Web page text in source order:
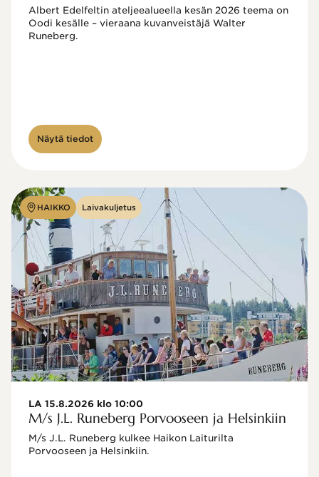
Albert Edelfeltin ateljeealueella kesän 2026 teema on
Oodi kesälle – vieraana kuvanveistäjä Walter
Näytä tiedot
HAIKKO Laivakuljetus
LA 15.8.2026 klo 10:00
M/s J.L. Runeberg Porvooseen ja Helsinkiin
M/s J.L. Runeberg kulkee Haikon Laiturilta
Porvooseen ja Helsinkiin.